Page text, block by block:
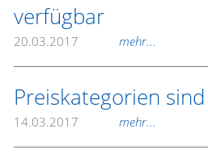
verfügbar
20.03.2017 mehr...
Preiskategorien
14.03.2017 mehr...